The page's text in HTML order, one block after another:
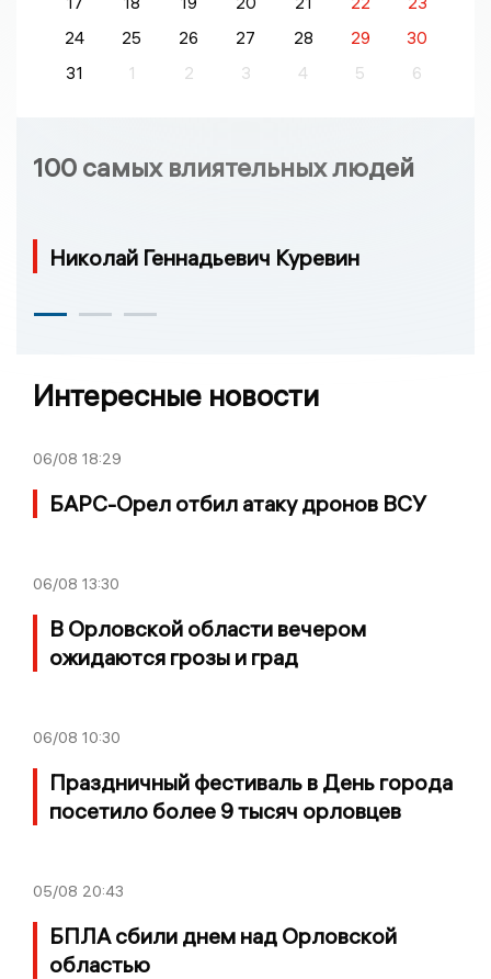
24
25 26 27 28 29
30
31
1 2 3 4 5 6
100 самых влиятельных людей
Николай Геннадьевич Куревин
Интересные новости
06/08 18:29
БАРС-Орел отбил атаку дронов ВСУ
06/08 13:30
В Орловской области вечером
ожидаются грозы и град
06/08 10:30
Праздничный фестиваль в День города
посетило более 9 тысяч орловцев
05/08 20:43
БПЛА сбили днем над Орловской
областью